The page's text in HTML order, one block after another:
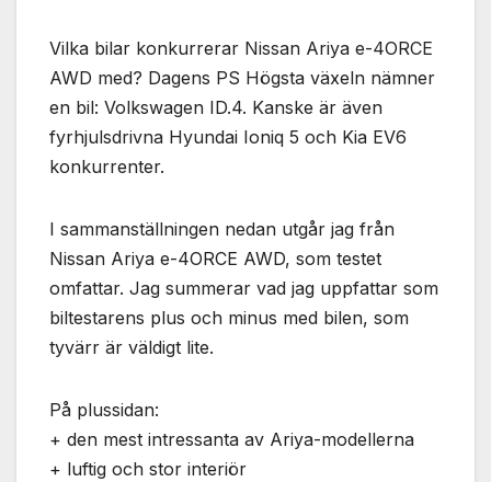
Vilka bilar konkurrerar Nissan Ariya e-4ORCE
AWD med? Dagens PS Högsta växeln nämner
en bil: Volkswagen ID.4. Kanske är även
fyrhjulsdrivna Hyundai Ioniq 5 och Kia EV6
konkurrenter.
I sammanställningen nedan utgår jag från
Nissan Ariya e-4ORCE AWD, som testet
omfattar. Jag summerar vad jag uppfattar som
biltestarens plus och minus med bilen, som
tyvärr är väldigt lite.
På plussidan:
+ den mest intressanta av Ariya-modellerna
+ luftig och stor interiör
Nödvändiga
går inte att
välja bort. De
behövs för